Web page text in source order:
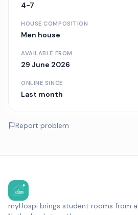
4-7
HOUSE COMPOSITION
Men house
AVAILABLE FROM
29 June 2026
ONLINE SINCE
Last month
Report problem
myHospi brings student rooms from